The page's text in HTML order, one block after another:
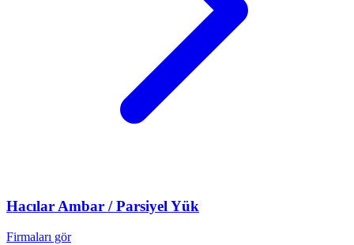
HacılarAmbar / Parsiyel Yük
Firmaları gör